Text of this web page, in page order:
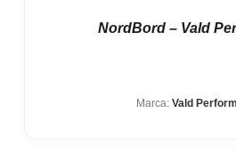
NordBord – Vald
Marca: Vald